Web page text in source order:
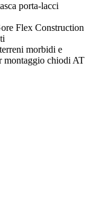
porta-lacci
Flex Construction
morbidi e
montaggio chiodi AT